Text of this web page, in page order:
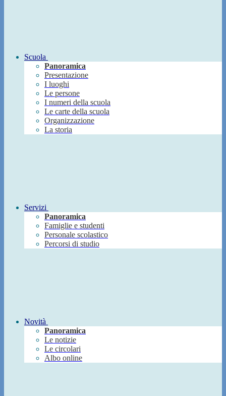
Scuola
Panoramica
Presentazione
I luoghi
Le persone
I numeri della scuola
Le carte della scuola
Organizzazione
La storia
Servizi
Panoramica
Famiglie e studenti
Personale scolastico
Percorsi di studio
Novità
Panoramica
Le notizie
Le circolari
Albo online